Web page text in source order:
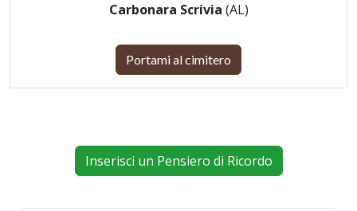
Carbonara Scrivia (AL)
Portami al cimitero
Inserisci un Pensiero di Ricordo